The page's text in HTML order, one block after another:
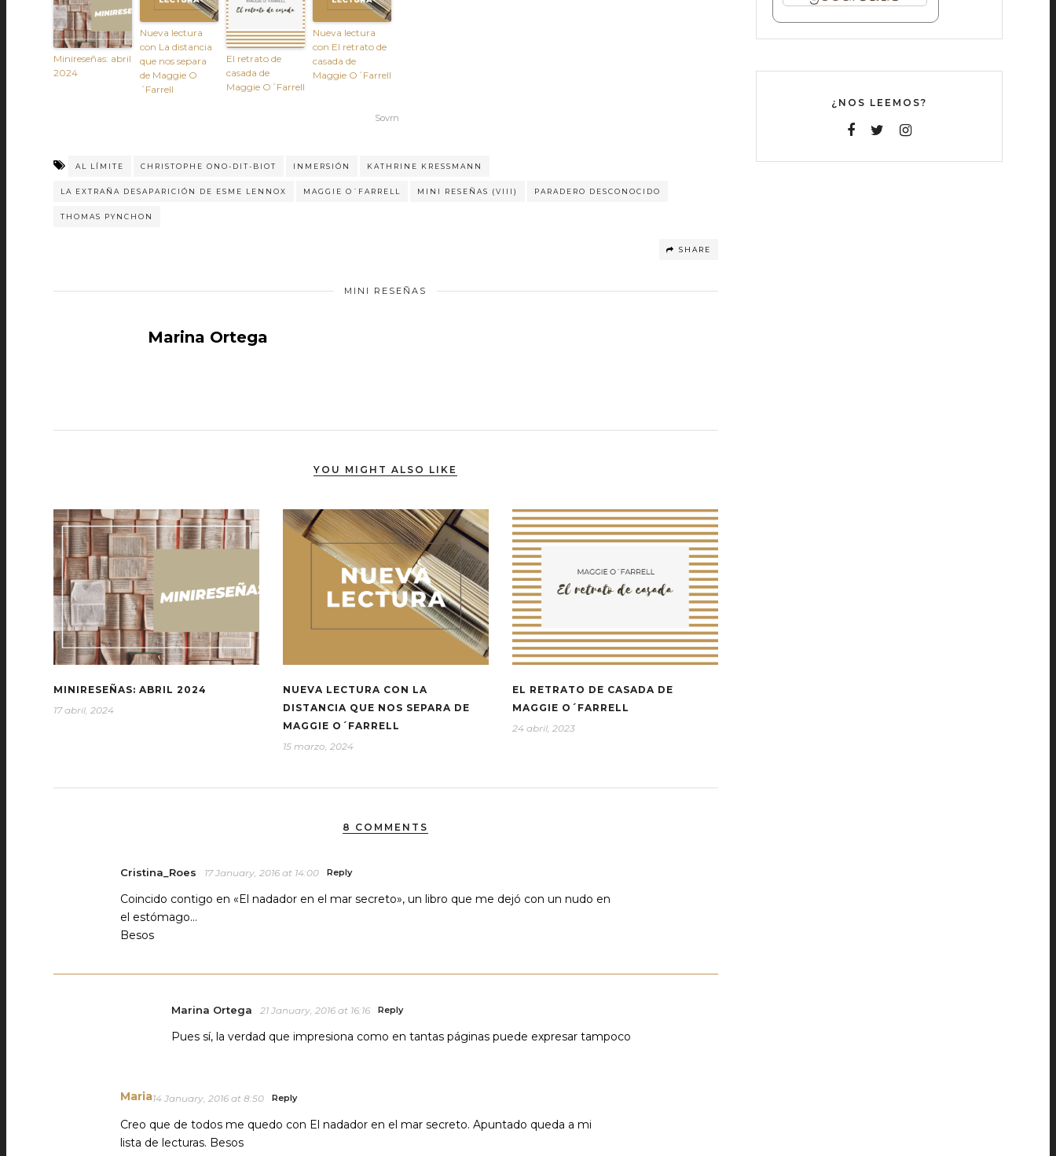
Minireseñas: abril
2024
Nueva lectura
con La distancia
que nos separa
de Maggie O
´Farrell
El retrato de
casada de
Maggie O´Farrell
Nueva lectura
con El retrato de
casada de
Maggie O´Farrell
Sovrn
AL LÍMITE CHRISTOPHE ONO-DIT-BIOT INMERSIÓN KATHRINE KRESSMANN
LA EXTRAÑA DESAPARICIÓN DE ESME LENNOX MAGGIE O´FARRELL MINI RESEÑAS (VIII) PARADERO DESCONOCIDO
THOMAS PYNCHON
SHARE
MINI RESEÑAS
Marina Ortega
YOU MIGHT ALSO LIKE
MINIRESEÑAS: ABRIL 2024
17 abril, 2024
NUEVA LECTURA CON LA
DISTANCIA QUE NOS SEPARA DE
MAGGIE O´FARRELL
15 marzo, 2024
EL RETRATO DE CASADA DE
MAGGIE O´FARRELL
24 abril, 2023
8 COMMENTS
Cristina_Roes 17 January, 2016 at 14:00 Reply
Coincido contigo en «El nadador en el mar secreto», un libro que me dejó con un nudo en
el estómago…
Besos
Marina Ortega 21 January, 2016 at 16:16 Reply
Pues sí, la verdad que impresiona como en tantas páginas puede expresar tampoco
Maria14 January, 2016 at 8:50 Reply
Creo que de todos me quedo con El nadador en el mar secreto. Apuntado queda a mi
lista de lecturas. Besos
¿NOS LEEMOS?